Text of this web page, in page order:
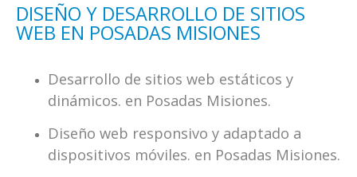
DISEÑO Y DESARROLLO DE SITIOS
WEB EN POSADAS MISIONES
Desarrollo de sitios web estáticos y
dinámicos. en Posadas Misiones.
Diseño web responsivo y adaptado a
dispositivos móviles. en Posadas Misiones.